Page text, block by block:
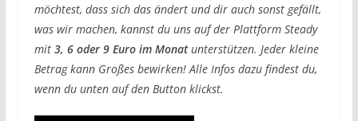
möchtest, dass sich das ändert und dir auch sonst gefällt,
was wir machen, kannst du uns auf der Plattform Steady
mit 3, 6 oder 9 Euro im Monatunterstützen. Jeder kleine
Betrag kann Großes bewirken! Alle Infos dazu findest du,
wenn du unten auf den Button klickst.